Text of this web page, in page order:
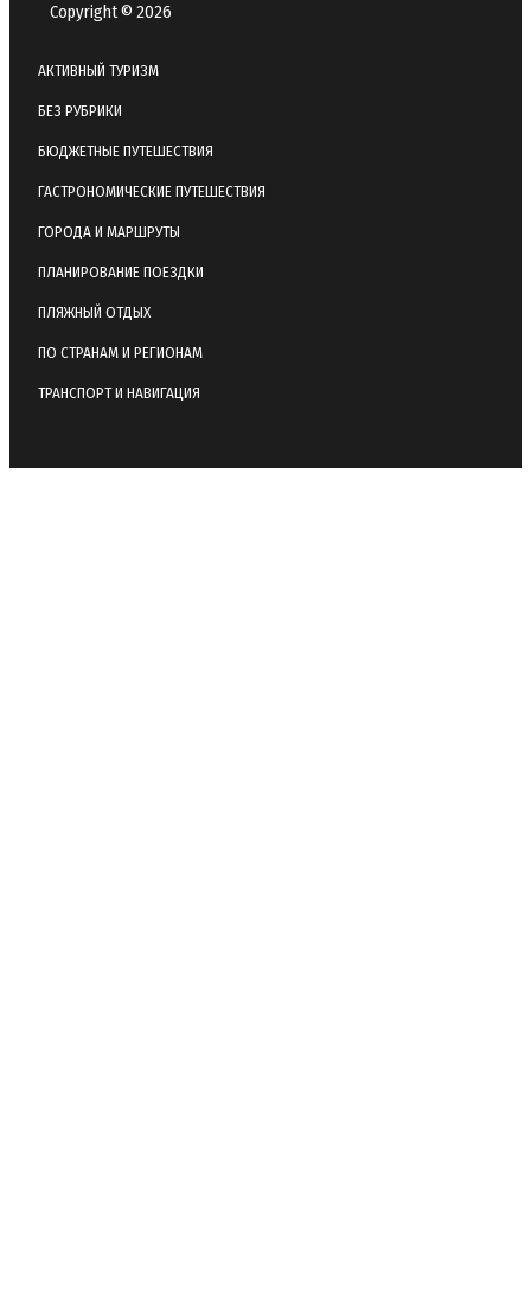
Copyright © 2026
АКТИВНЫЙ ТУРИЗМ
БЕЗ РУБРИКИ
БЮДЖЕТНЫЕ ПУТЕШЕСТВИЯ
ГАСТРОНОМИЧЕСКИЕ ПУТЕШЕСТВИЯ
ГОРОДА И МАРШРУТЫ
ПЛАНИРОВАНИЕ ПОЕЗДКИ
ПЛЯЖНЫЙ ОТДЫХ
ПО СТРАНАМ И РЕГИОНАМ
ТРАНСПОРТ И НАВИГАЦИЯ